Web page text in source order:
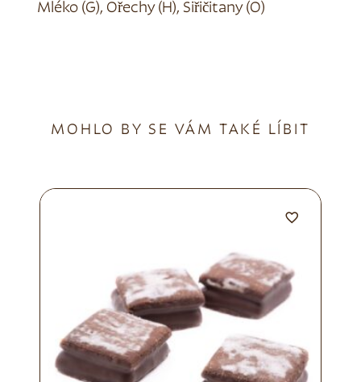
Mléko (G), Ořechy (H), Siřičitany (O)
MOHLO BY SE VÁM TAKÉ LÍBIT